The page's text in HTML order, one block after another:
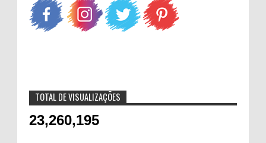
TOTAL DE VISUALIZAÇÕES
23,260,195